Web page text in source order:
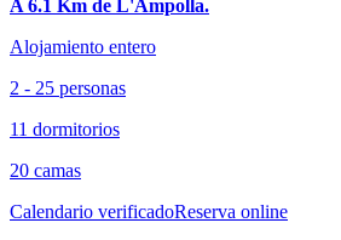
A 6.1 Km de L'Ampolla.
Alojamiento entero
2 - 25 personas
11 dormitorios
20 camas
Calendario verificadoReserva online